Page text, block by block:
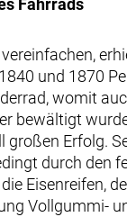
Fahrrads
und 1870
womit
bewältigt
großen Erfolg.
durch den
Eisenreifen,
Vollgummi-